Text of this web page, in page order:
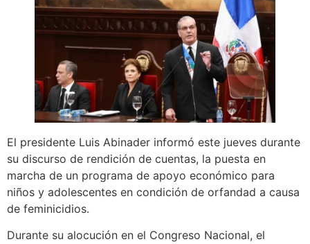
El presidente Luis Abinader informó este jueves durante
su discurso de rendición de cuentas, la puesta en
marcha de un programa de apoyo económico para
niños y adolescentes en condición de orfandad a causa
de feminicidios.
Durante su alocución en el Congreso Nacional, el